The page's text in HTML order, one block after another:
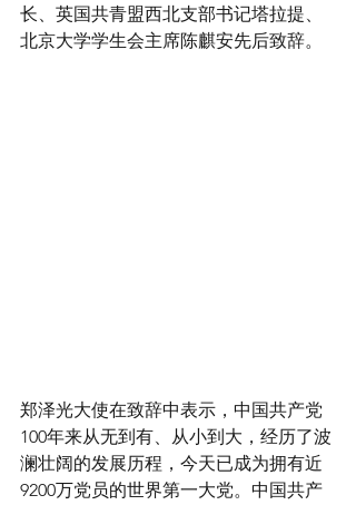
长、英国共青盟西北支部书记塔拉提、
北京大学学生会主席陈麒安先后致辞。
郑泽光大使在致辞中表示，中国共产党
100年来从无到有、从小到大，经历了波
澜壮阔的发展历程，今天已成为拥有近
9200万党员的世界第一大党。中国共产